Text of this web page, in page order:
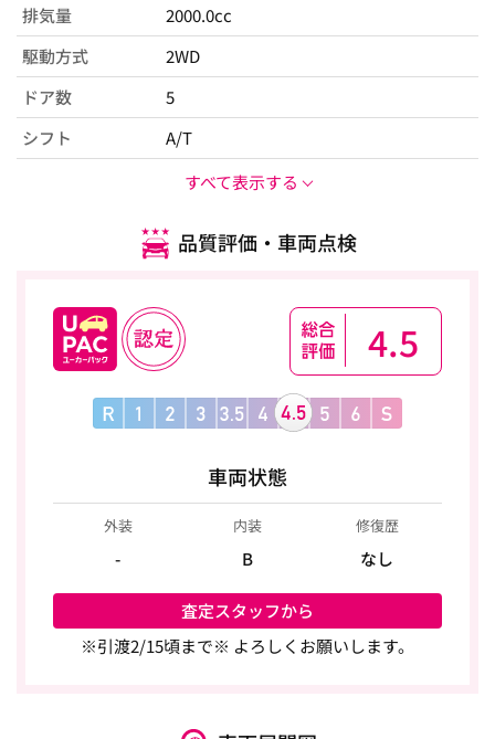
排気量
2000.0cc
駆動方式
2WD
ドア数
5
シフト
A/T
すべて表示する
品質評価・車両点検
4.5
車両状態
外装
-
内装
B
修復歴
なし
査定スタッフから
※引渡2/15頃まで※ よろしくお願いします。